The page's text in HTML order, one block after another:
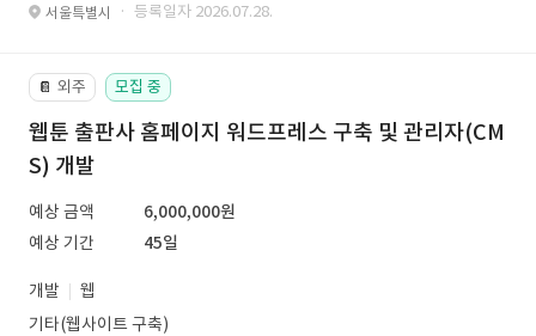
서울특별시 · 등록일자 2026.07.28.
📔 외주 모집 중
웹툰 출판사 홈페이지 워드프레스 구축 및 관리자(CM
S) 개발
예상 금액
6,000,000원
예상 기간
45일
개발
웹
기타(웹사이트 구축)